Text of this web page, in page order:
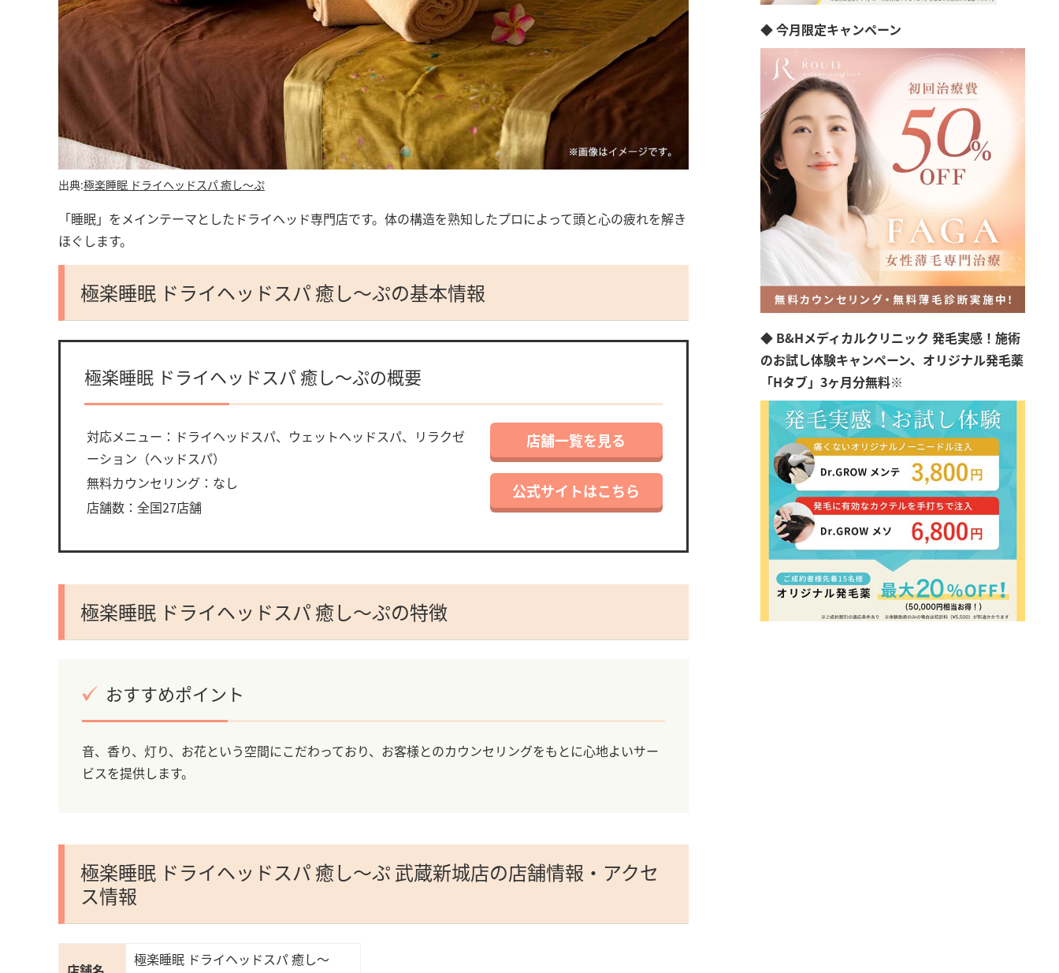
出典:極楽睡眠 ドライヘッドスパ 癒し～ぷ
「睡眠」をメインテーマとしたドライヘッド専門店です。体の構造を熟知したプロによって頭と心の疲れを解き
ほぐします。
極楽睡眠 ドライヘッドスパ 癒し～ぷの基本情報
極楽睡眠 ドライヘッドスパ 癒し～ぷの概要
対応メニュー：ドライヘッドスパ、ウェットヘッドスパ、リラクゼ
ーション（ヘッドスパ）
無料カウンセリング：なし
店舗数：全国27店舗
店舗一覧を見る
公式サイトはこちら
極楽睡眠 ドライヘッドスパ 癒し～ぷの特徴
おすすめポイント
音、香り、灯り、お花という空間にこだわっており、お客様とのカウンセリングをもとに心地よいサー
ビスを提供します。
極楽睡眠 ドライヘッドスパ 癒し～ぷ 武蔵新城店の店舗情報・アクセ
ス情報
極楽睡眠 ドライヘッドスパ 癒し～
◆ 今月限定キャンペーン
◆ B&Hメディカルクリニック 発毛実感！施術
のお試し体験キャンペーン、オリジナル発毛薬
「Hタブ」3ヶ月分無料※